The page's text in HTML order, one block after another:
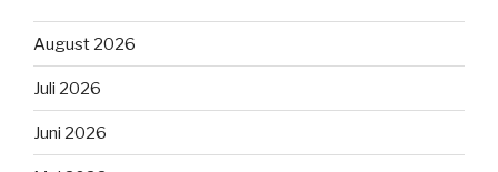
August 2026
Juli 2026
Juni 2026